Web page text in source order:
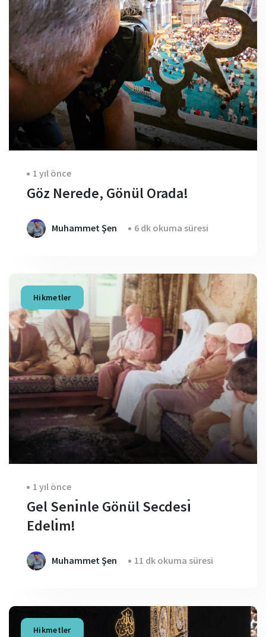
1 yıl önce
Göz Nerede, Gönül Orada!
Muhammet Şen 6 dk okuma süresi
Hikmetler
1 yıl önce
Gel Senı̇nle Gönül Secdesı̇
Edelı̇m!
Muhammet Şen 11 dk okuma süresi
Hikmetler